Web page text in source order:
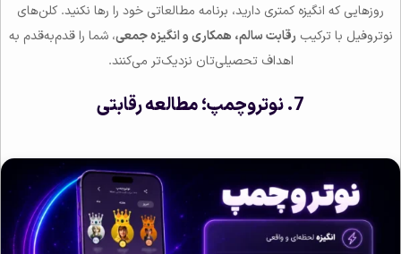
روزهایی که انگیزه کمتری دارید، برنامه مطالعاتی خود را رها نکنید. کلن‌های
نوتروفیل با ترکیب رقابت سالم، همکاری و انگیزه جمعی، شما را قدم‌به‌قدم به
اهداف تحصیلی‌تان نزدیک‌تر می‌کنند.
7. نوتروچمپ؛ مطالعه رقابتی